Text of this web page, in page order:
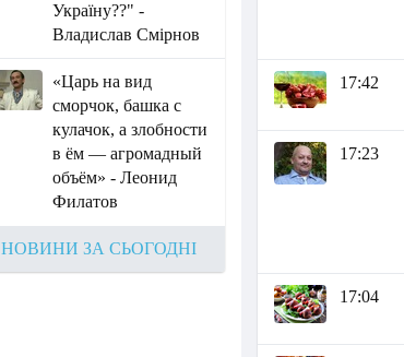
Україну??" -
Владислав Смірнов
«Царь на вид
сморчок, башка с
кулачок, а злобности
в ём — агромадный
объём» - Леонид
Филатов
НОВИНИ ЗА СЬОГОДНІ
17:42
17:23
17:04